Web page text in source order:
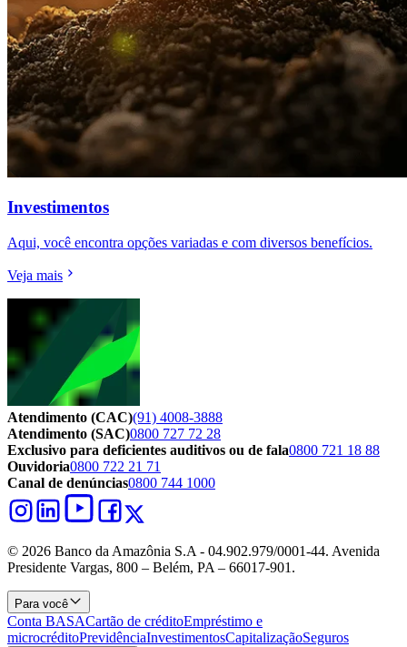
Investimentos
Aqui, você encontra opções variadas e com diversos benefícios.
Veja mais
Atendimento (CAC)(91) 4008-3888
Atendimento (SAC)0800 727 72 28
Exclusivo para deficientes auditivos ou de fala0800 721 18 88
Ouvidoria0800 722 21 71
Canal de denúncias0800 744 1000
© 2026 Banco da Amazônia S.A - 04.902.979/0001‐44. Avenida
Presidente Vargas, 800 – Belém, PA – 66017-901.
Para você
Conta BASACartão de créditoEmpréstimo e
microcréditoPrevidênciaInvestimentosCapitalizaçãoSeguros